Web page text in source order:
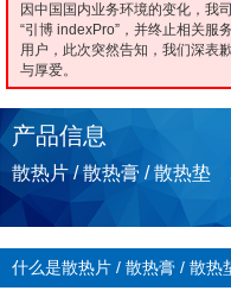
因中国国内业务环境的变化，我
“引博 indexPro”，并终止相关服
用户，此次突然告知，我们深表
与厚爱。
产品信息
散热片 / 散热膏 / 散热垫
什么是散热片 / 散热膏 / 散热